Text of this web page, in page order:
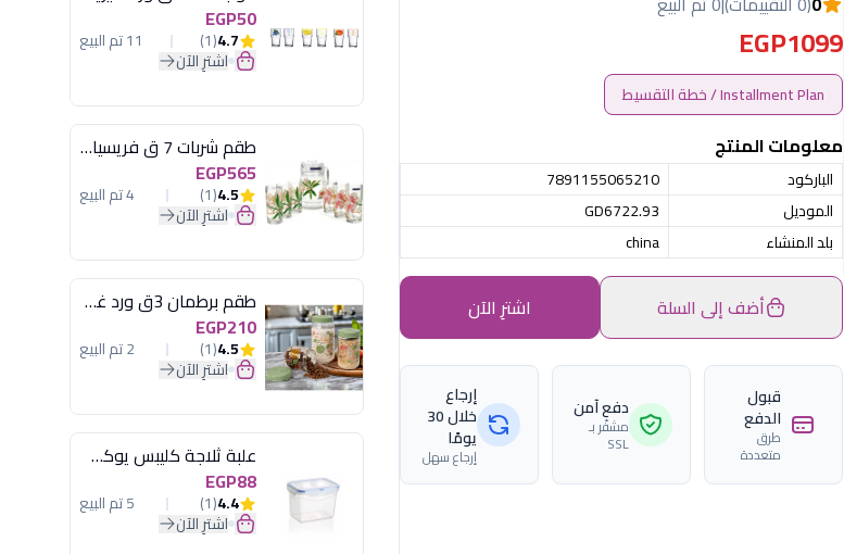
EGP1099
Installment Plan / خطة التقسيط
معلومات المنتج
الباركود
7891155065210
الموديل
GD6722.93
بلد المنشاء
china
أضف إلى السلة اشترِ الآن
قبول
الدفع
طرق
متعددة
دفع آمن
مشفّر بـ
SSL
إرجاع
خلال 30
يومًا
إرجاع سهل
EGP50
4.7
(1) 11 تم البيع
اشترِ الآن
طقم شربات 7 ق فريسيا لومينارك
EGP565
4.5
(1) 4 تم البيع
اشترِ الآن
طقم برطمان 3ق ورد غطاء مينت جرين هيريفين
EGP210
4.5
(1) 2 تم البيع
اشترِ الآن
علبة ثلاجة كليبس يوكسان
EGP88
4.4
(1) 5 تم البيع
اشترِ الآن